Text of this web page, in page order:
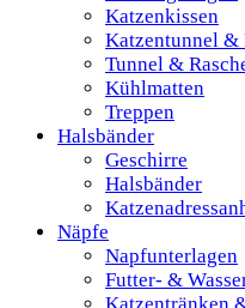
Katzenkissen
Katzentunnel &
Tunnel &
Kühlmatten
Treppen
Halsbänder
Geschirre
Halsbänder
Näpfe
Napfunterlagen
Futter- &
Katzentränken